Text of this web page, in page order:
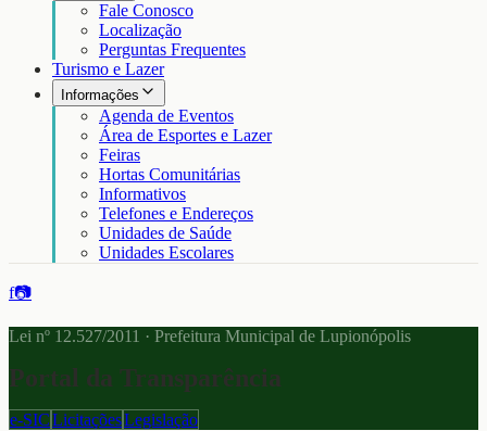
Fale Conosco
Localização
Perguntas Frequentes
Turismo e Lazer
Informações
Agenda de Eventos
Área de Esportes e Lazer
Feiras
Hortas Comunitárias
Informativos
Telefones e Endereços
Unidades de Saúde
Unidades Escolares
f📷
Lei nº 12.527/2011 · Prefeitura Municipal de Lupionópolis
Portal da Transparência
e-SICLicitaçõesLegislação